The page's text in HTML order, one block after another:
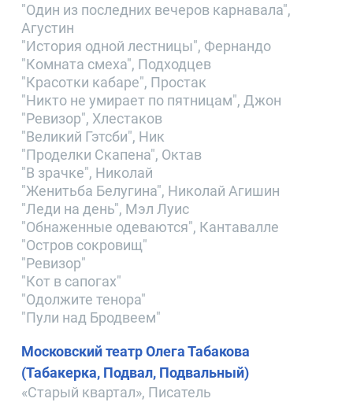
"Один из последних вечеров карнавала",
Агустин
"История одной лестницы", Фернандо
"Комната смеха", Подходцев
"Красотки кабаре", Простак
"Никто не умирает по пятницам", Джон
"Ревизор", Хлестаков
"Великий Гэтсби", Ник
"Проделки Скапена", Октав
"В зрачке", Николай
"Женитьба Белугина", Николай Агишин
"Леди на день", Мэл Луис
"Обнаженные одеваются", Кантавалле
"Остров сокровищ"
"Ревизор"
"Кот в сапогах"
"Одолжите тенора"
"Пули над Бродвеем"
Московский театр Олега Табакова
(Табакерка, Подвал, Подвальный)
«Старый квартал», Писатель